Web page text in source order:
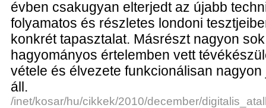
évben csakugyan elterjedt az újabb
folyamatos és részletes londoni
konkrét tapasztalat. Másrészt nagyon
hagyományos értelemben vett
vétele és élvezete funkcionálisan
áll.
/inet/kosar/hu/cikkek/2010/december/